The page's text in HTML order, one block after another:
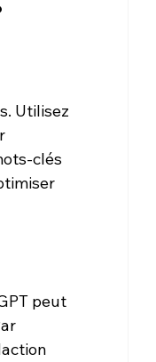
Utilisez
clés
peut